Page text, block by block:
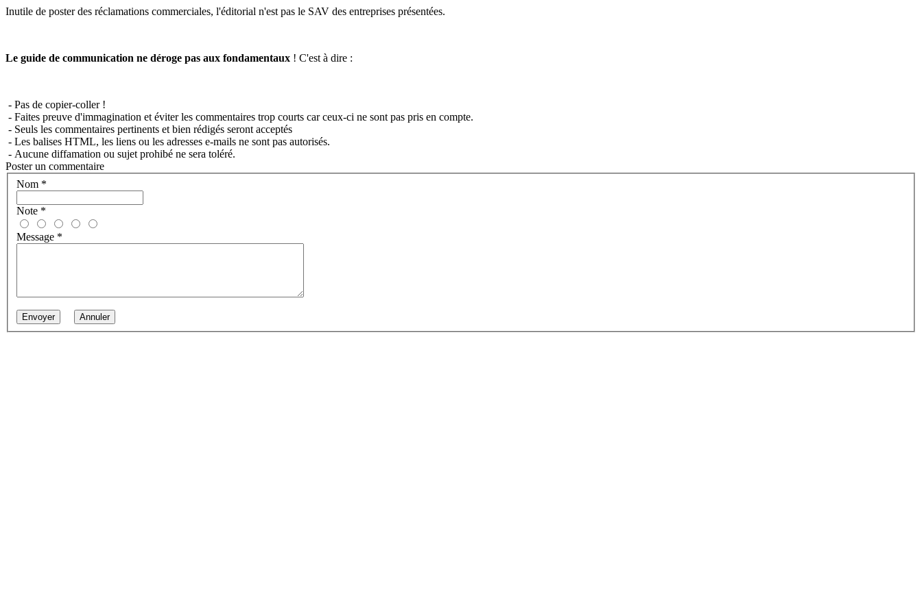
Inutile de poster des réclamations commerciales, l'éditorial n'est pas le SAV des entreprises présentées.
Le guide de communication ne déroge pas aux fondamentaux ! C'est à dire :
- Pas de copier-coller !
- Faites preuve d'immagination et éviter les commentaires trop courts car ceux-ci ne sont pas pris en compte.
- Seuls les commentaires pertinents et bien rédigés seront acceptés
- Les balises HTML, les liens ou les adresses e-mails ne sont pas autorisés.
- Aucune diffamation ou sujet prohibé ne sera toléré.
Poster un commentaire
Nom *
Note *
Message *